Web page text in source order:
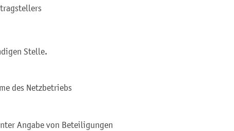
Stelle.
des Netzbetriebs
Angabe von Beteiligungen